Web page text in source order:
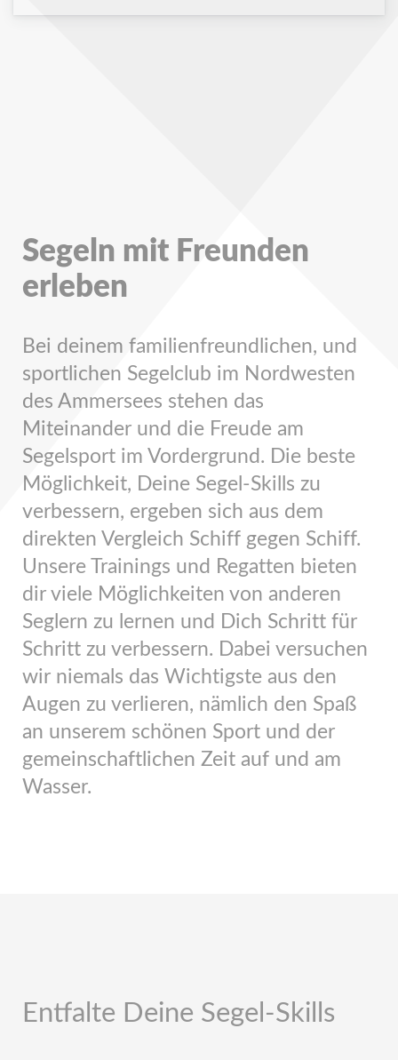
Segeln mit Freunden
erleben
Bei deinem familienfreundlichen, und
sportlichen Segelclub im Nordwesten
des Ammersees stehen das
Miteinander und die Freude am
Segelsport im Vordergrund. Die beste
Möglichkeit, Deine Segel-Skills zu
verbessern, ergeben sich aus dem
direkten Vergleich Schiff gegen Schiff.
Unsere Trainings und Regatten bieten
dir viele Möglichkeiten von anderen
Seglern zu lernen und Dich Schritt für
Schritt zu verbessern. Dabei versuchen
wir niemals das Wichtigste aus den
Augen zu verlieren, nämlich den Spaß
an unserem schönen Sport und der
gemeinschaftlichen Zeit auf und am
Wasser.
Entfalte Deine Segel-Skills